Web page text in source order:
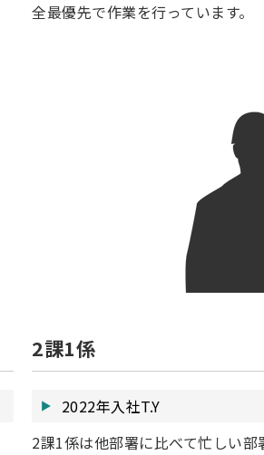
全最優先で作業を行っています。
2課1係
2022年入社T.Y
2課1係は他部署に比べて忙しい